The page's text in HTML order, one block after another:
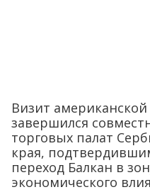
Визит
завершился
торговых палат
края,
переход Балкан в
экономического